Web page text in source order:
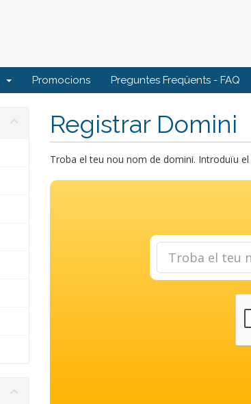
Promocions Preguntes Freqüents - FAQ
Registrar Domini
Troba el teu nou nom de domini. Introduïu